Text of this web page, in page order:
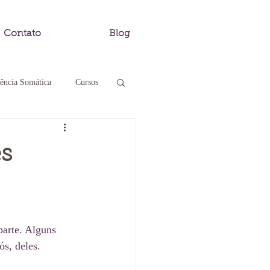
Contato Blog
Somática Cursos
Alguns
deles.